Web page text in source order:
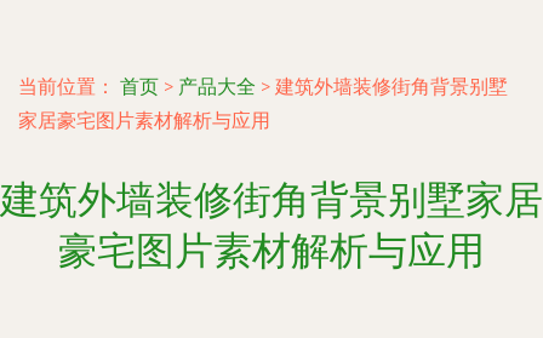
当前位置： 首页 > 产品大全 > 建筑外墙装修街角背景别墅
家居豪宅图片素材解析与应用
建筑外墙装修街角背景别墅家居
豪宅图片素材解析与应用